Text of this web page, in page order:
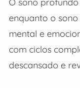
enquanto o
mental e
com ciclos
descansado e